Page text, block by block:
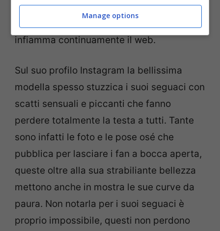
mostra sempre splendida e super
sensuale, con il suo corpo favoloso
infiamma continuamente il web.
Sul suo profilo Instagram la bellissima
modella spesso stuzzica i suoi seguaci con
scatti sensuali e piccanti che fanno
perdere totalmente la testa a tutti. Tante
sono infatti le foto e le pose osé che
pubblica per lasciare i fan a bocca aperta,
queste oltre alla sua strabiliante bellezza
mettono anche in mostra le sue curve da
paura. Non notarla per i suoi seguaci è
proprio impossibile, questi non perdono
Manage options